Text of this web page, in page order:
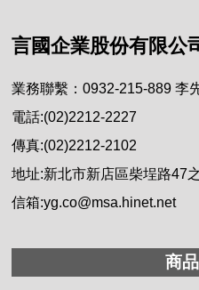
言國企業股份有限公
業務聯繫：0932-215-889 李
電話:(02)2212-2227
傳真:(02)2212-2102
地址:新北市新店區柴埕路47
信箱:yg.co@msa.hinet.net
商